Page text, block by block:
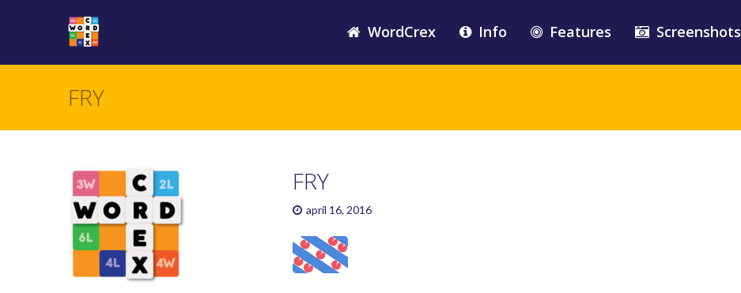
WordCrex Info Features Screenshots
FRY
FRY
april 16, 2016